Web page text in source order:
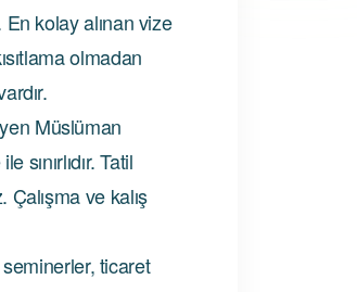
kolay alınan vize
olmadan
Müslüman
Tatil
ve kalış
ticaret